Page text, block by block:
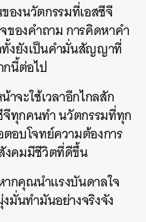
งนวัตกรรมที่เอสซีจี
ของคำถาม การคิดหาคำ
งยังเป็นคำมั่นสัญญาที่
นี้ต่อไป
ะใช้เวลาอีกไกลสัก
จีทุกคนทำ นวัตกรรมที่ทุก
อบโจทย์ความต้องการ
งคมมีชีวิตที่ดีขึ้น
กคุณนำแรงบันดาลใจ
มั่นทำมันอย่างจริงจัง